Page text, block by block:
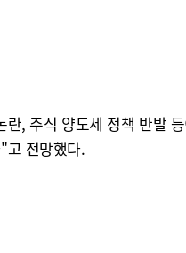
, 주식 양도세 정책 반발
고 전망했다.